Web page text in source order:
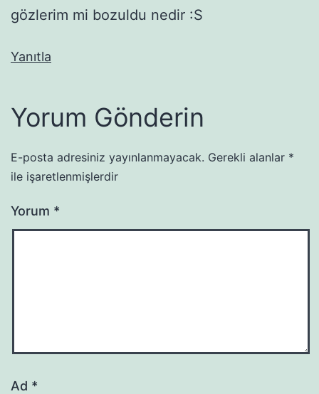
gözlerim mi bozuldu nedir :S
Yanıtla
Yorum Gönderin
E-posta adresiniz yayınlanmayacak. Gerekli alanlar *
ile işaretlenmişlerdir
Yorum *
Ad *